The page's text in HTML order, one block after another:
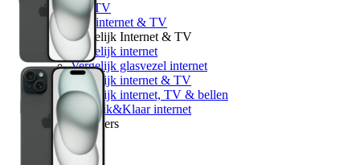
Internet & TV
Alle internet & TV
Vergelijk Internet & TV
Vergelijk internet
Vergelijk glasvezel internet
Vergelijk internet & TV
Vergelijk internet, TV & bellen
5G Klik&Klaar internet
Providers
KPN
Ziggo